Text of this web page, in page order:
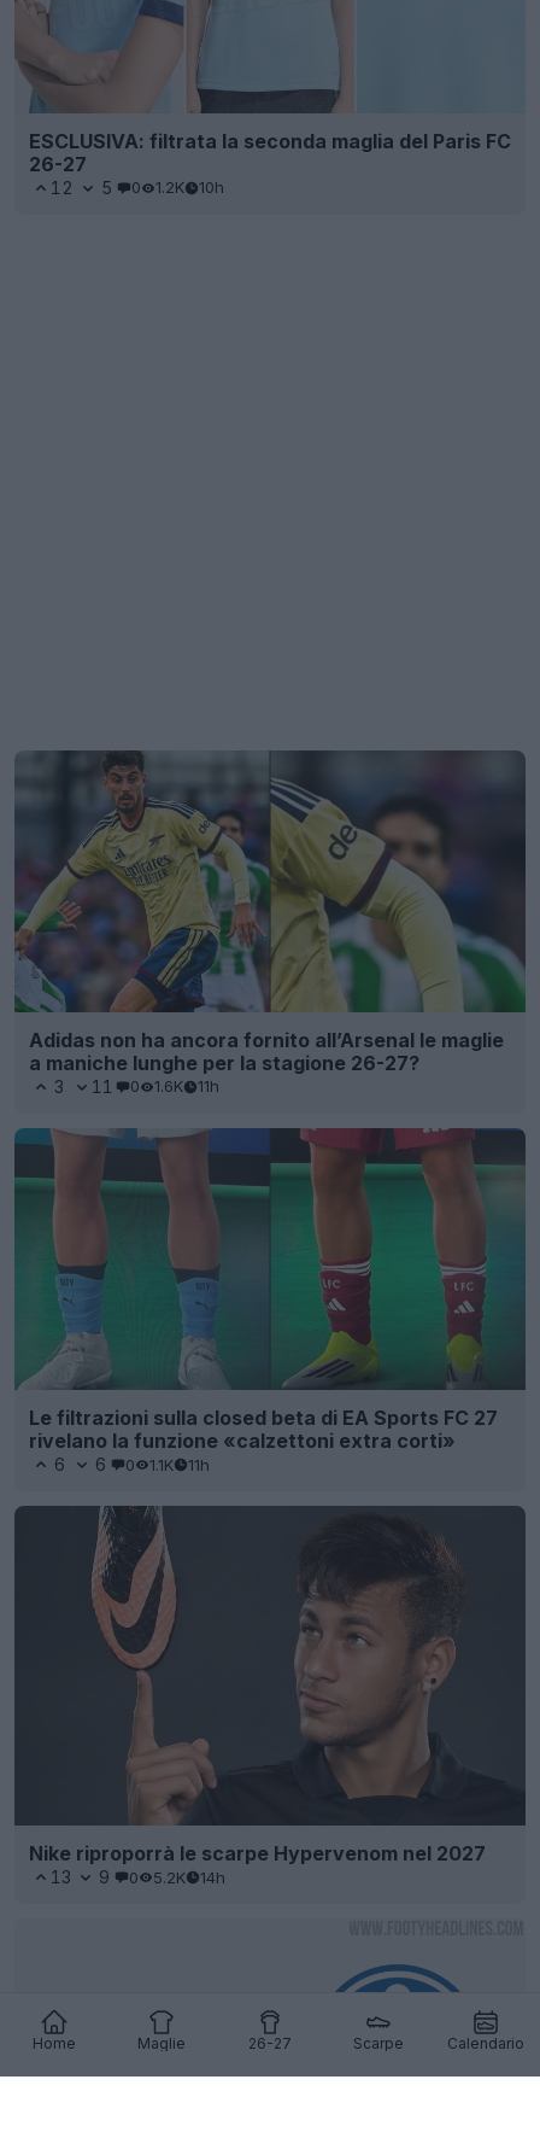
Home Maglie 26-27 Scarpe Calendario
ESCLUSIVA: filtrata la seconda maglia del Paris FC
26-27
12 5 0 1.2K 10h
Adidas non ha ancora fornito all’Arsenal le maglie
a maniche lunghe per la stagione 26-27?
3 11 0 1.6K 11h
Le filtrazioni sulla closed beta di EA Sports FC 27
rivelano la funzione «calzettoni extra corti»
6 6 0 1.1K 11h
Nike riproporrà le scarpe Hypervenom nel 2027
13 9 0 5.2K 14h